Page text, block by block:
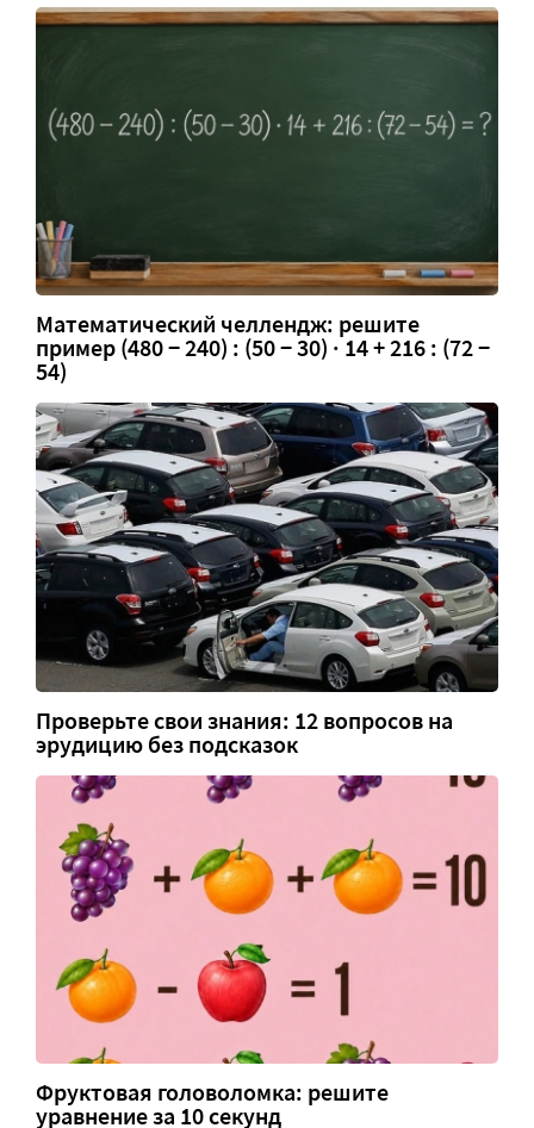
Математический челлендж: решите
пример (480 − 240) : (50 − 30) · 14 + 216 : (72 −
54)
Проверьте свои знания: 12 вопросов на
эрудицию без подсказок
Фруктовая головоломка: решите
уравнение за 10 секунд